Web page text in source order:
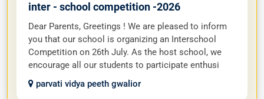
inter - school competition -2026
Dear Parents, Greetings ! We are pleased to inform
you that our school is organizing an Interschool
Competition on 26th July. As the host school, we
encourage all our students to participate enthusi
parvati vidya peeth gwalior